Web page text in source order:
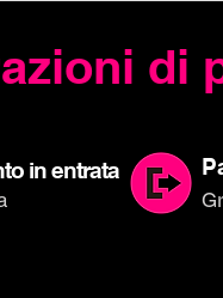
di
in entrata P